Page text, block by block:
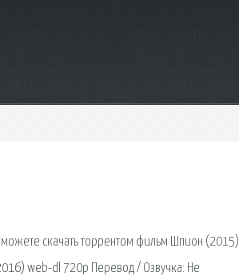
можете скачать торрентом фильм Шпион (2015)
web-dl 720p Перевод / Озвучка: Не